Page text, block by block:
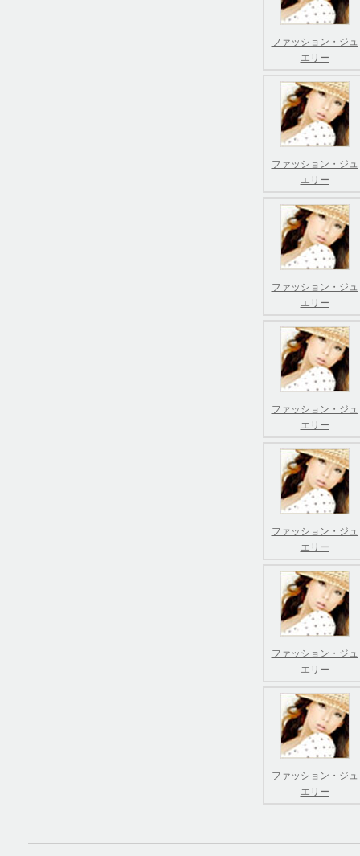
ファッション・ジュ
エリー
ファッション・ジュ
エリー
ファッション・ジュ
エリー
ファッション・ジュ
エリー
ファッション・ジュ
エリー
ファッション・ジュ
エリー
ファッション・ジュ
エリー